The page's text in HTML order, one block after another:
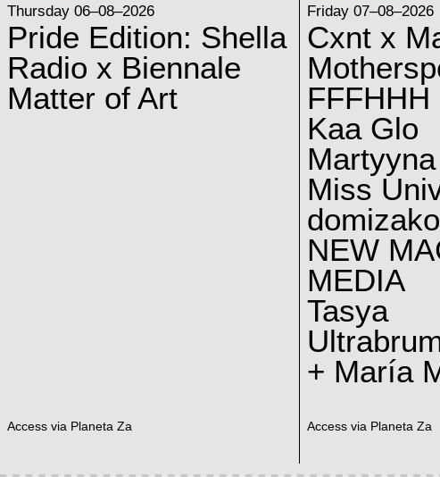
Thursday 06–08–2026
Pride Edition: Shella
Radio x Biennale
Matter of Art
Access via Planeta Za
Friday 07–08–2026
Cxnt x
FFFHHH
Kaa Glo
Martyyna
Miss
domizako
NEW
MEDIA
Tasya
+ María
Access via Planeta Za